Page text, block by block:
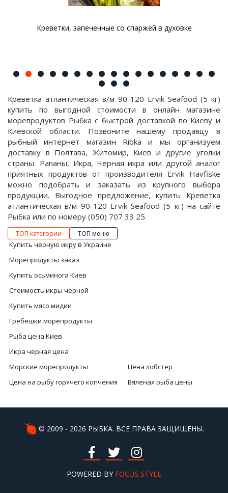
Креветки, запеченные со спаржей в духовке
Креветка атлантическая в/м 90-120 Ervik Seafood (5 кг)
купить по выгодной стоимости в онлайн магазине
морепродуктов Рыбка с быстрой доставкой по Киеву и
Киевской области. Позвоните нашему продавцу в
рыбный интернет магазин Ribka и мы организуем
доставку в Полтава, Житомир, Киев и другие уголки
страны. Рапаны, Икра, Черная икра или другой аналог
приятных продуктов от производителя Ervik Havfiske
можно подобрать и заказать из крупного выбора
продукции. Выгодное предложение, купить Креветка
атлантическая в/м 90-120 Ervik Seafood (5 кг) на сайте
Рыбка или по номеру (050) 707 33 25.
ТОП категории ТОП меню
Купить черную икру в Украине
Морепродукты заказ
Купить осьминога Киев
Стоимость икры черной
Купить мясо мидии
Гребешки морепродукты
Рыба цена Киев
Икра черная цена
Морские морепродукты
Цена на рыбу горячего копчения
Купить морской коктейль
Заказать морепродукты Киев
Заказать лобстера Киев
Цена лобстер
Вяленая рыба цены
Черная икра
Заказать икру красную
Креветки
© 2009 - 2026 РЫБКА. ВСЕ ПРАВА ЗАЩИЩЕНЫ.
POWERED BY FOCUS STYLE